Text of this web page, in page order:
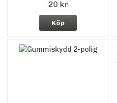
20 kr
Köp